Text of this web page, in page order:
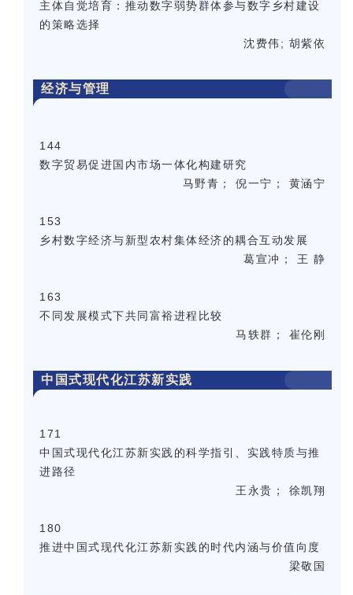
主体自觉培育：推动数字弱势群体参与数字乡村建设
的策略选择
沈费伟; 胡紫依
经济与管理
144
数字贸易促进国内市场一体化构建研究
马野青； 倪一宁； 黄涵宁
153
乡村数字经济与新型农村集体经济的耦合互动发展
葛宣冲； 王 静
163
不同发展模式下共同富裕进程比较
马轶群； 崔伦刚
中国式现代化江苏新实践
171
中国式现代化江苏新实践的科学指引、实践特质与推
进路径
王永贵； 徐凯翔
180
推进中国式现代化江苏新实践的时代内涵与价值向度
梁敬国